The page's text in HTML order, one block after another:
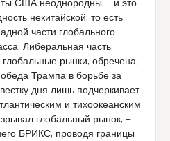
США неоднородны, – и это
некитайской, то есть
части глобального
Либеральная часть,
рынки, обречена,
Трампа в борьбе за
дня лишь подчеркивает
и тихоокеанским
глобальный рынок, —
БРИКС, проводя границы